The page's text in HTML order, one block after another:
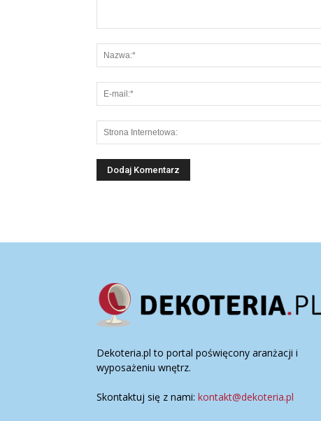
Dekoteria.pl to portal poświęcony aranżacji i
wyposażeniu wnętrz.
Skontaktuj się z nami: kontakt@dekoteria.pl